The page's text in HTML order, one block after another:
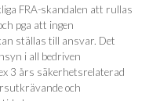
FRA-skandalen att rullas
pga att ingen
ställas till ansvar. Det
i all bedriven
3 års säkerhetsrelaterad
och